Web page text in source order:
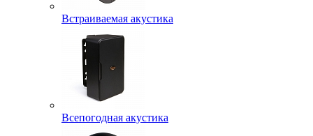
Встраиваемая акустика
Всепогодная акустика